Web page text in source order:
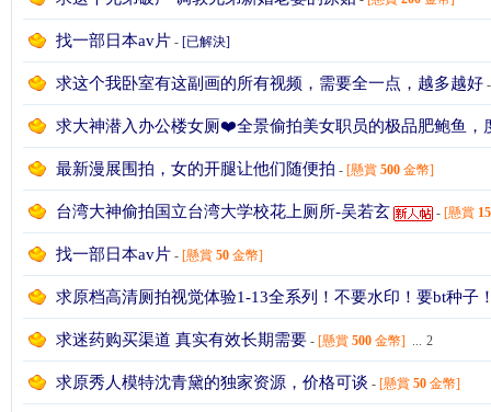
找一部日本av片- [已解決]
求这个我卧室有这副画的所有视频，需要全一点，越多越好
求大神潜入办公楼女厕❤️全景偷拍美女职员的极品肥鲍鱼，
最新漫展围拍，女的开腿让他们随便拍 - [懸賞 500金幣]
台湾大神偷拍国立台湾大学校花上厕所-吴若玄 - [懸賞
找一部日本av片- [懸賞 50金幣]
求原档高清厕拍视觉体验1-13全系列！不要水印！要bt种子
求迷药购买渠道 真实有效长期需要- [懸賞 500金幣] ... 2
求原秀人模特沈青黛的独家资源，价格可谈 - [懸賞 50金幣]